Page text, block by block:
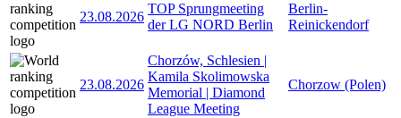
23.08.2026
TOP Sprungmeeting
der LG NORD Berlin
Berlin-
Reinickendorf
23.08.2026
Chorzów, Schlesien |
Kamila Skolimowska
Memorial | Diamond
League Meeting
Chorzow (Polen)